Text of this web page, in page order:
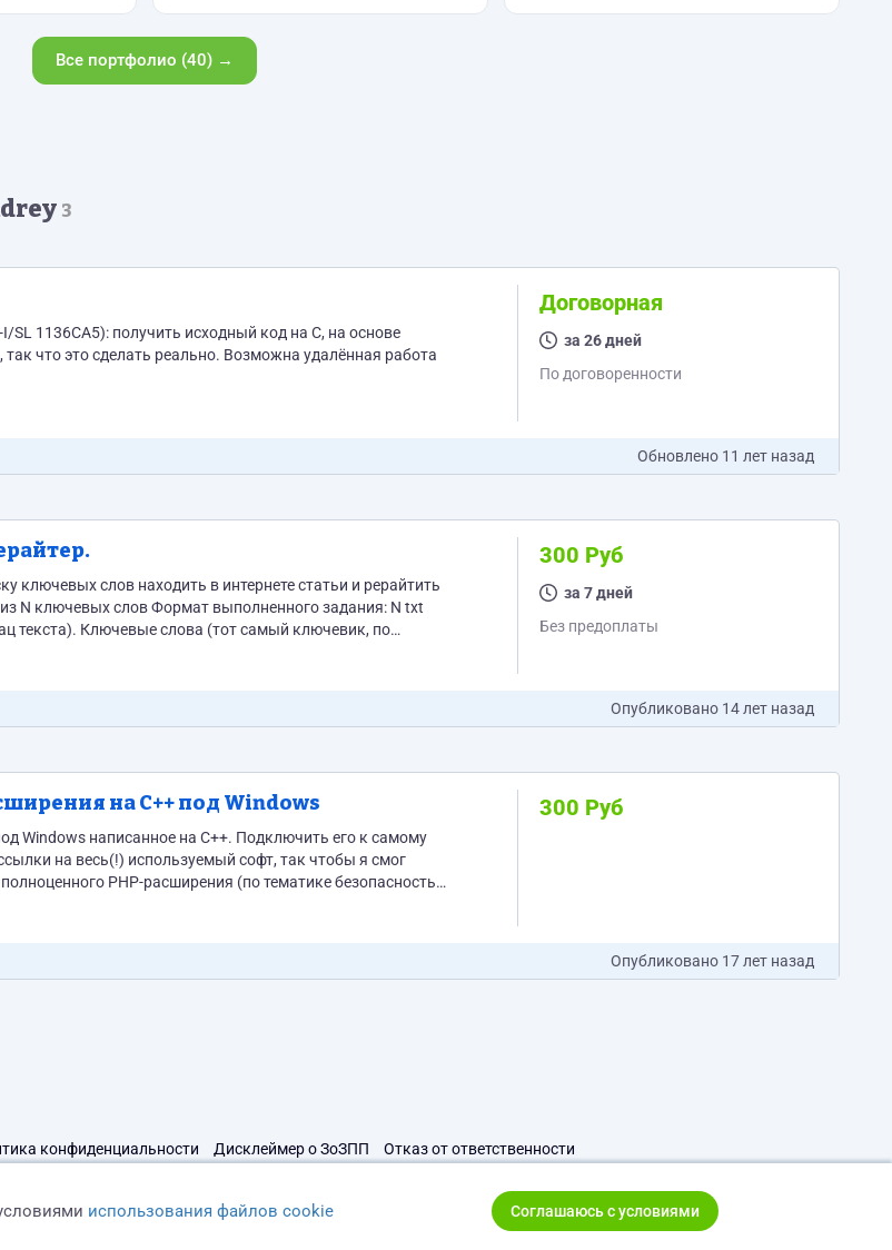
Все портфолио (40) →
3
1136CA5): получить исходный код на C, на основе
что это сделать реально. Возможна удалённая работа
Договорная
за 26 дней
По договоренности
Обновлено 11 лет назад
текста). Ключевые слова (тот самый ключевик, по
300 Руб
за 7 дней
Без предоплаты
Опубликовано 14 лет назад
на C++ под Windows
Windows написанное на C++. Подключить его к самому
на весь(!) используемый софт, так чтобы я смог
PHP-расширения (по тематике безопасность).
300 Руб
Опубликовано 17 лет назад
конфиденциальности Дисклеймер о ЗоЗПП Отказ от ответственности
использования файлов cookie Соглашаюсь с условиями